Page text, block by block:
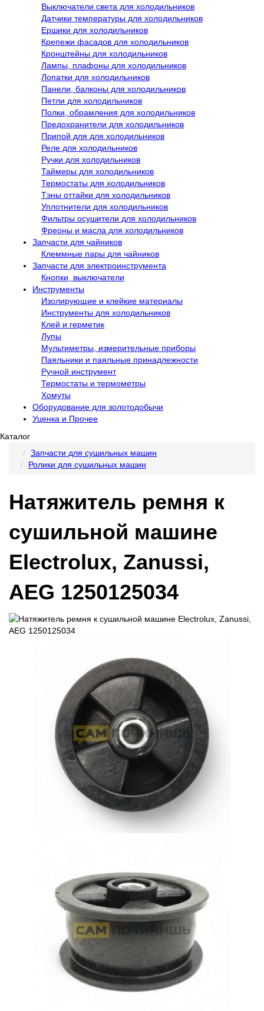
Выключатели света для холодильников
Датчики температуры для холодильников
Ершики для холодильников
Крепежи фасадов для холодильников
Кронштейны для холодильников
Лампы, плафоны для холодильников
Лопатки для холодильников
Панели, балконы для холодильников
Петли для холодильников
Полки, обрамления для холодильников
Предохранители для холодильников
Припой для для холодильников
Реле для холодильников
Ручки для холодильников
Таймеры для холодильников
Термостаты для холодильников
Тэны оттайки для холодильников
Уплотнители для холодильников
Фильтры осушители для холодильников
Фреоны и масла для холодильников
Запчасти для чайников
Клеммные пары для чайников
Запчасти для электроинструмента
Кнопки, выключатели
Инструменты
Изолирующие и клейкие материалы
Инструменты для холодильников
Клей и герметик
Лупы
Мультиметры, измерительные приборы
Паяльники и паяльные принадлежности
Ручной инструмент
Термостаты и термометры
Хомуты
Оборудование для золотодобычи
Уценка и Прочее
Каталог
Запчасти для сушильных машин
Ролики для сушильных машин
Натяжитель ремня к
сушильной машине
Electrolux, Zanussi,
AEG 1250125034